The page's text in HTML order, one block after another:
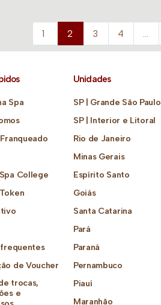
1 2 3 4
Spa
College
de Voucher
trocas,
e
Unidades
SP | Grande São Paulo
SP | Interior e Litoral
Rio de Janeiro
Minas Gerais
Espírito Santo
Goiás
Santa Catarina
Pará
Paraná
Pernambuco
Piauí
Maranhão